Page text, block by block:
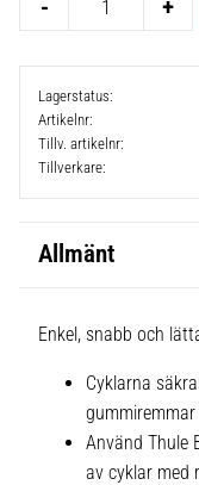
+
-
Lagerstatus
Artikelnr
Tillv. artikelnr
Tillverkare
Allmänt
Enkel, snabb och
Cyklarna
gummiremmar
Använd Thule
av cyklar med